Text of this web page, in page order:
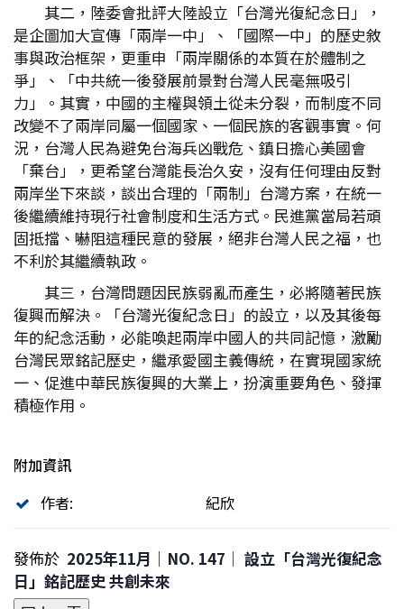
其二，陸委會批評大陸設立「台灣光復紀念日」，
是企圖加大宣傳「兩岸一中」、「國際一中」的歷史敘
事與政治框架，更重申「兩岸關係的本質在於體制之
爭」、「中共統一後發展前景對台灣人民毫無吸引
力」。其實，中國的主權與領土從未分裂，而制度不同
改變不了兩岸同屬一個國家、一個民族的客觀事實。何
況，台灣人民為避免台海兵凶戰危、鎮日擔心美國會
「棄台」，更希望台灣能長治久安，沒有任何理由反對
兩岸坐下來談，談出合理的「兩制」台灣方案，在統一
後繼續維持現行社會制度和生活方式。民進黨當局若頑
固抵擋、嚇阻這種民意的發展，絕非台灣人民之福，也
不利於其繼續執政。
其三，台灣問題因民族弱亂而產生，必將隨著民族
復興而解決。「台灣光復紀念日」的設立，以及其後每
年的紀念活動，必能喚起兩岸中國人的共同記憶，激勵
台灣民眾銘記歷史，繼承愛國主義傳統，在實現國家統
一、促進中華民族復興的大業上，扮演重要角色、發揮
積極作用。
附加資訊
作者:
紀欣
發佈於 2025年11月｜NO. 147│ 設立「台灣光復紀念
日」銘記歷史 共創未來